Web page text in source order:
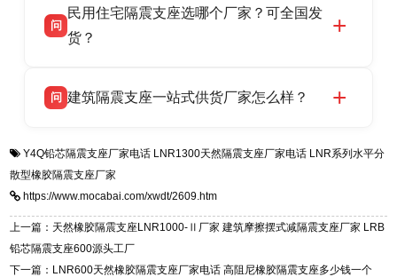
货，厂家电话：13323182312，地址迎宾大街 9
号北方工业基地。
高新区北方工业基地迎宾大街 9 号，是专业隔震
支座源头工厂，生产 LRB 铅芯、LNR 天然、
问
民用住宅隔震支座选哪个厂家？可全国发
货？
适用于民用住宅隔震工程，实体工厂现货充足，
震支座，电话：13323182312，地址：衡水高新
区迎宾大街 9 号。
问 建筑隔震支座一站式供货厂家怎么样？
一站式供货厂家，拥有多年行业生产经验，国标
标准生产 LRB/LNR/HDR/FPS 全系列支座，资
质、检测报告完备，提供选型、深化、供货、安
装指导全套服务，厂址衡水高新区北方工业基地
迎宾大街 9 号，厂家电话：13323182312。
Y4Q铅芯隔震支座厂家电话 LNR1300天然隔震支座厂家电话 LNR系列水平分
散型橡胶隔震支座厂家
https://www.mocabai.com/xwdt/2609.htm
上一篇：天然橡胶隔震支座LNR1000-Ⅱ厂家 建筑摩擦摆式减隔震支座厂家 LRB
铅芯隔震支座600源头工厂
下一篇：LNR600天然橡胶隔震支座厂家电话 高阻尼橡胶隔震支座多少钱一个